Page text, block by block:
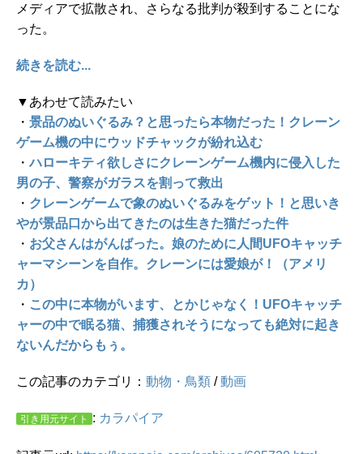
メディアで拡散され、さらなる批判が殺到することにな
った。
続きを読む...
▼あわせて読みたい
・ 景品のぬいぐるみ？と思ったら本物だった！クレーン
ゲーム機の中にウッドチャックが紛れ込む
・ハローキティ欲しさにクレーンゲーム機内に侵入した
男の子、警察がガラスを割って救出
・ クレーンゲームで象のぬいぐるみをゲット！と思いき
やが景品口から出てきたのは生きた猫だった件
・ お父さんはがんばった。娘のために人間UFOキャッチ
ャーマシーンを自作。クレーンには愛娘が！（アメリ
カ）
・ この中に本物がいます、とかじゃなく！UFOキャッチ
ャーの中で眠る猫、捕獲されそうになっても絶対に起き
ないんだからもぅ。
この記事のカテゴリ： 動物・鳥類 /動画
引き用元サイト : カラパイア